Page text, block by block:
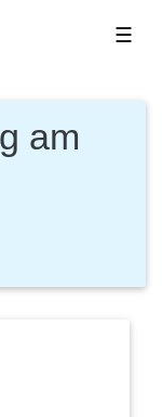
☰
am